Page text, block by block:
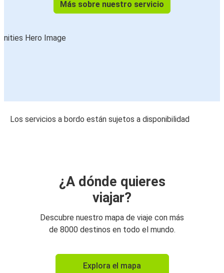
Más sobre nuestro servicio
Los servicios a bordo están sujetos a disponibilidad
¿A dónde quieres
viajar?
Descubre nuestro mapa de viaje con más
de 8000 destinos en todo el mundo.
Explora el mapa